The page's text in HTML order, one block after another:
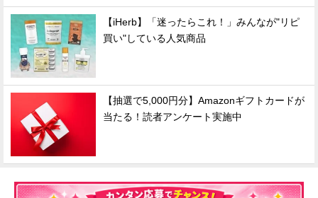
【iHerb】「迷ったらこれ！」みんなが"リピ
買い"している人気商品
【抽選で5,000円分】Amazonギフトカードが
当たる！読者アンケート実施中